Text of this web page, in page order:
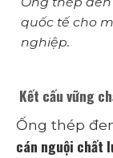
quốc tế cho
nghiệp.
Kết cấu vững
Ống thép
cán nguội chất